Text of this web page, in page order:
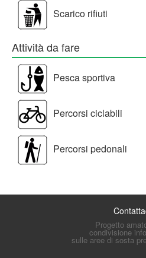
Scarico rifiuti
Attività da fare
Pesca sportiva
Percorsi ciclabili
Percorsi pedonali
Progetto
condivisione
sulle aree di sosta